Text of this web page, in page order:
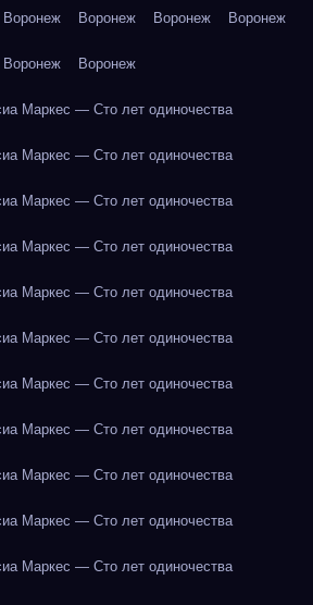
Воронеж Воронеж Воронеж Воронеж
Воронеж Воронеж
Маркес — Сто лет одиночества
Маркес — Сто лет одиночества
Маркес — Сто лет одиночества
Маркес — Сто лет одиночества
Маркес — Сто лет одиночества
Маркес — Сто лет одиночества
Маркес — Сто лет одиночества
Маркес — Сто лет одиночества
Маркес — Сто лет одиночества
Маркес — Сто лет одиночества
Маркес — Сто лет одиночества